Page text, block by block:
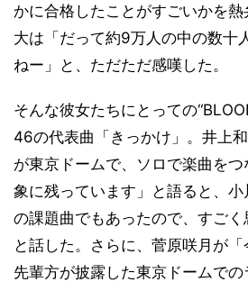
かに合格したことがすごいかを
大は「だって約9万人の中の数十
ねー」と、ただただ感嘆した。
そんな彼女たちにとっての
46の代表曲「きっかけ」。井上
が東京ドームで、ソロで楽曲を
象に残っています」と語ると、
の課題曲でもあったので、すごく
と話した。さらに、菅原咲月が「
先輩方が披露した東京ドームで